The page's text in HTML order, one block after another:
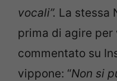
vocali”. La stessa
prima di agire per
commentato su
vippone: “Non si